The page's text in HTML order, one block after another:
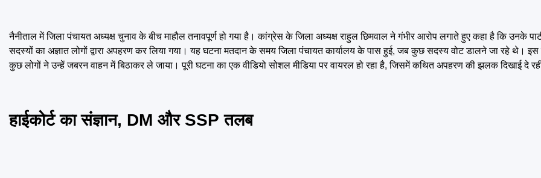
नैनीताल में जिला पंचायत अध्यक्ष चुनाव के बीच माहौल तनावपूर्ण हो गया है। कांग्रेस के जिला अध्यक्ष राहुल छिमवाल ने गंभीर आरोप लगाते हुए कहा है कि उनके
सदस्यों का अज्ञात लोगों द्वारा अपहरण कर लिया गया। यह घटना मतदान के समय जिला पंचायत कार्यालय के पास हुई, जब कुछ सदस्य वोट डालने जा रहे थे।
कुछ लोगों ने उन्हें जबरन वाहन में बिठाकर ले जाया। पूरी घटना का एक वीडियो सोशल मीडिया पर वायरल हो रहा है, जिसमें कथित अपहरण की झलक दिखाई दे
हाईकोर्ट का संज्ञान, DM और SSP तलब